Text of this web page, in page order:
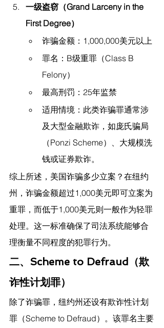
一级盗窃（Grand Larceny in the
First Degree）
诈骗金额：1,000,000美元以上
罪名：B级重罪（Class B
Felony）
最高刑罚：25年监禁
适用情境：此类诈骗罪通常涉
及大型金融欺诈，如庞氏骗局
（Ponzi Scheme）、大规模洗
钱或证券欺诈。
综上所述，美国诈骗多少立案？在纽约
州，诈骗金额超过1,000美元即可立案为
重罪，而低于1,000美元则一般作为轻罪
处理。这一标准确保了司法系统能够合
理衡量不同程度的犯罪行为。
二、Scheme to Defraud（欺
诈性计划罪）
除了诈骗罪，纽约州还设有欺诈性计划
罪（Scheme to Defraud）。该罪名主要